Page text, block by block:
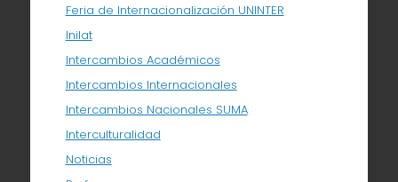
Feria de Internacionalización UNINTER
Inilat
Intercambios Académicos
Intercambios Internacionales
Intercambios Nacionales SUMA
Interculturalidad
Noticias